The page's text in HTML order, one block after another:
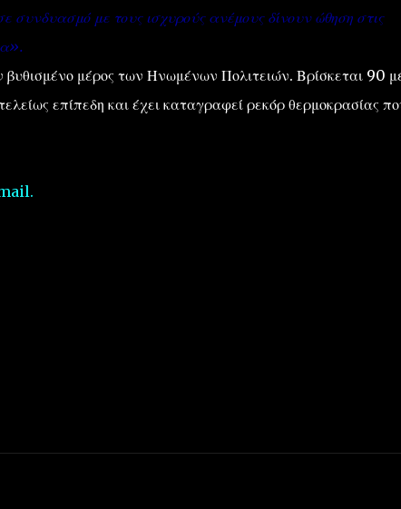
συνδυασμό με τους ισχυρούς ανέμους δίνουν ώθηση στις
μέρος των Ηνωμένων Πολιτειών. Βρίσκεται 90
επίπεδη και έχει καταγραφεί ρεκόρ θερμοκρασίας